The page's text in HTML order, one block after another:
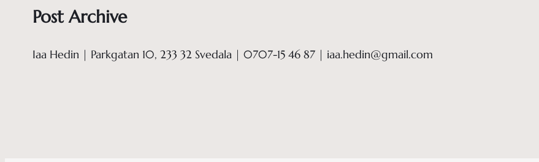
Post Archive
Iaa Hedin | Parkgatan 10, 233 32 Svedala | 0707-15 46 87 | iaa.hedin@gmail.com